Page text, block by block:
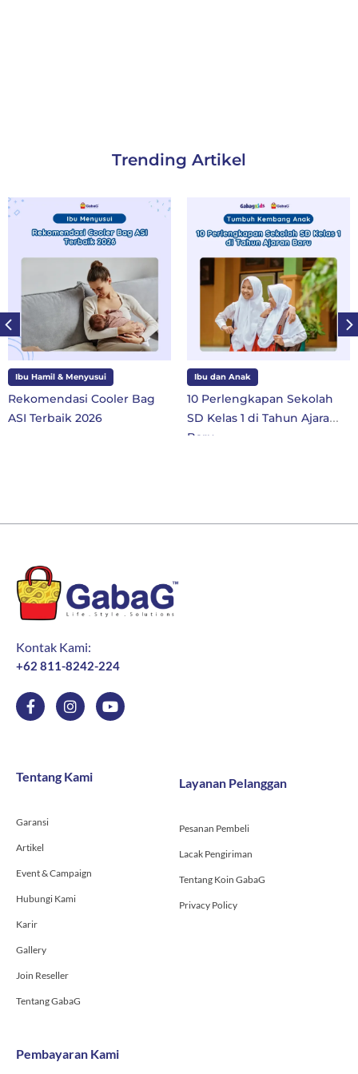
Trending Artikel
Ibu Hamil & Menyusui
Rekomendasi Cooler Bag
ASI Terbaik 2026
Ibu dan Anak
10 Perlengkapan Sekolah
SD Kelas 1 di Tahun Ajaran
Baru
Kontak Kami:
+62 811-8242-224
F
a
o
f
I
n
g
r
Y
o
Tentang Kami
Garansi
Artikel
Event & Campaign
Hubungi Kami
Karir
Gallery
Join Reseller
Tentang GabaG
Layanan Pelanggan
Pesanan Pembeli
Lacak Pengiriman
Tentang Koin GabaG
Privacy Policy
Pembayaran Kami